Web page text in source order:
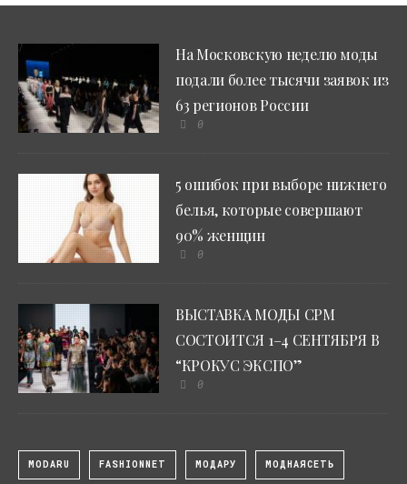
На Московскую неделю моды
подали более тысячи заявок из
63 регионов России
0
5 ошибок при выборе нижнего
белья, которые совершают
90% женщин
0
ВЫСТАВКА МОДЫ CPM
СОСТОИТСЯ 1–4 СЕНТЯБРЯ В
“КРОКУС ЭКСПО”
0
MODARU FASHIONNET МОДАРУ МОДНАЯСЕТЬ